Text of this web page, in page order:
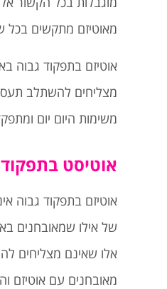
מאוטיזם מתקשים בכל
אוטיזם בתפקוד גבוה
מצליחים להשתלב
משימות היום יום
אוטיסט
של אילו שמאובחנים
אלו שאינם מצליחים
מאובחנים עם אוטיזם